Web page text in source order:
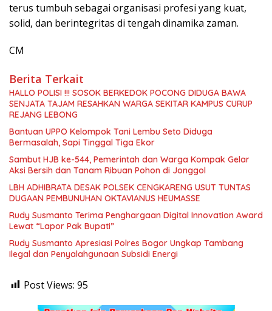
terus tumbuh sebagai organisasi profesi yang kuat,
solid, dan berintegritas di tengah dinamika zaman.
CM
Berita Terkait
HALLO POLISI !!! SOSOK BERKEDOK POCONG DIDUGA BAWA
SENJATA TAJAM RESAHKAN WARGA SEKITAR KAMPUS CURUP
REJANG LEBONG
Bantuan UPPO Kelompok Tani Lembu Seto Diduga
Bermasalah, Sapi Tinggal Tiga Ekor
Sambut HJB ke-544, Pemerintah dan Warga Kompak Gelar
Aksi Bersih dan Tanam Ribuan Pohon di Jonggol
LBH ADHIBRATA DESAK POLSEK CENGKARENG USUT TUNTAS
DUGAAN PEMBUNUHAN OKTAVIANUS HEUMASSE
Rudy Susmanto Terima Penghargaan Digital Innovation Award
Lewat “Lapor Pak Bupati”
Rudy Susmanto Apresiasi Polres Bogor Ungkap Tambang
Ilegal dan Penyalahgunaan Subsidi Energi
Post Views: 95